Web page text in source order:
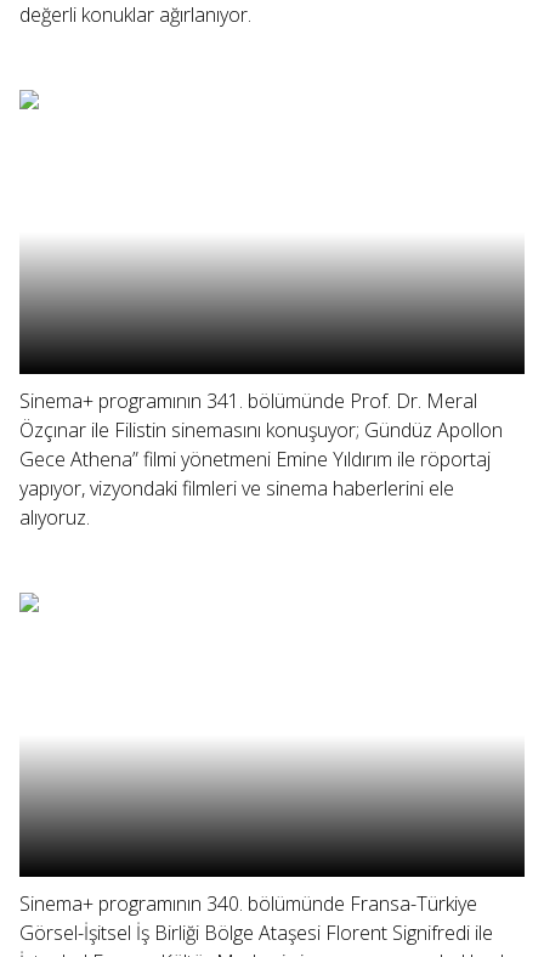
değerli konuklar ağırlanıyor.
Sinema+ programının 341. bölümünde Prof. Dr. Meral
Özçınar ile Filistin sinemasını konuşuyor; Gündüz Apollon
Gece Athena” filmi yönetmeni Emine Yıldırım ile röportaj
yapıyor, vizyondaki filmleri ve sinema haberlerini ele
alıyoruz.
Sinema+ programının 340. bölümünde Fransa-Türkiye
Görsel-İşitsel İş Birliği Bölge Ataşesi Florent Signifredi ile